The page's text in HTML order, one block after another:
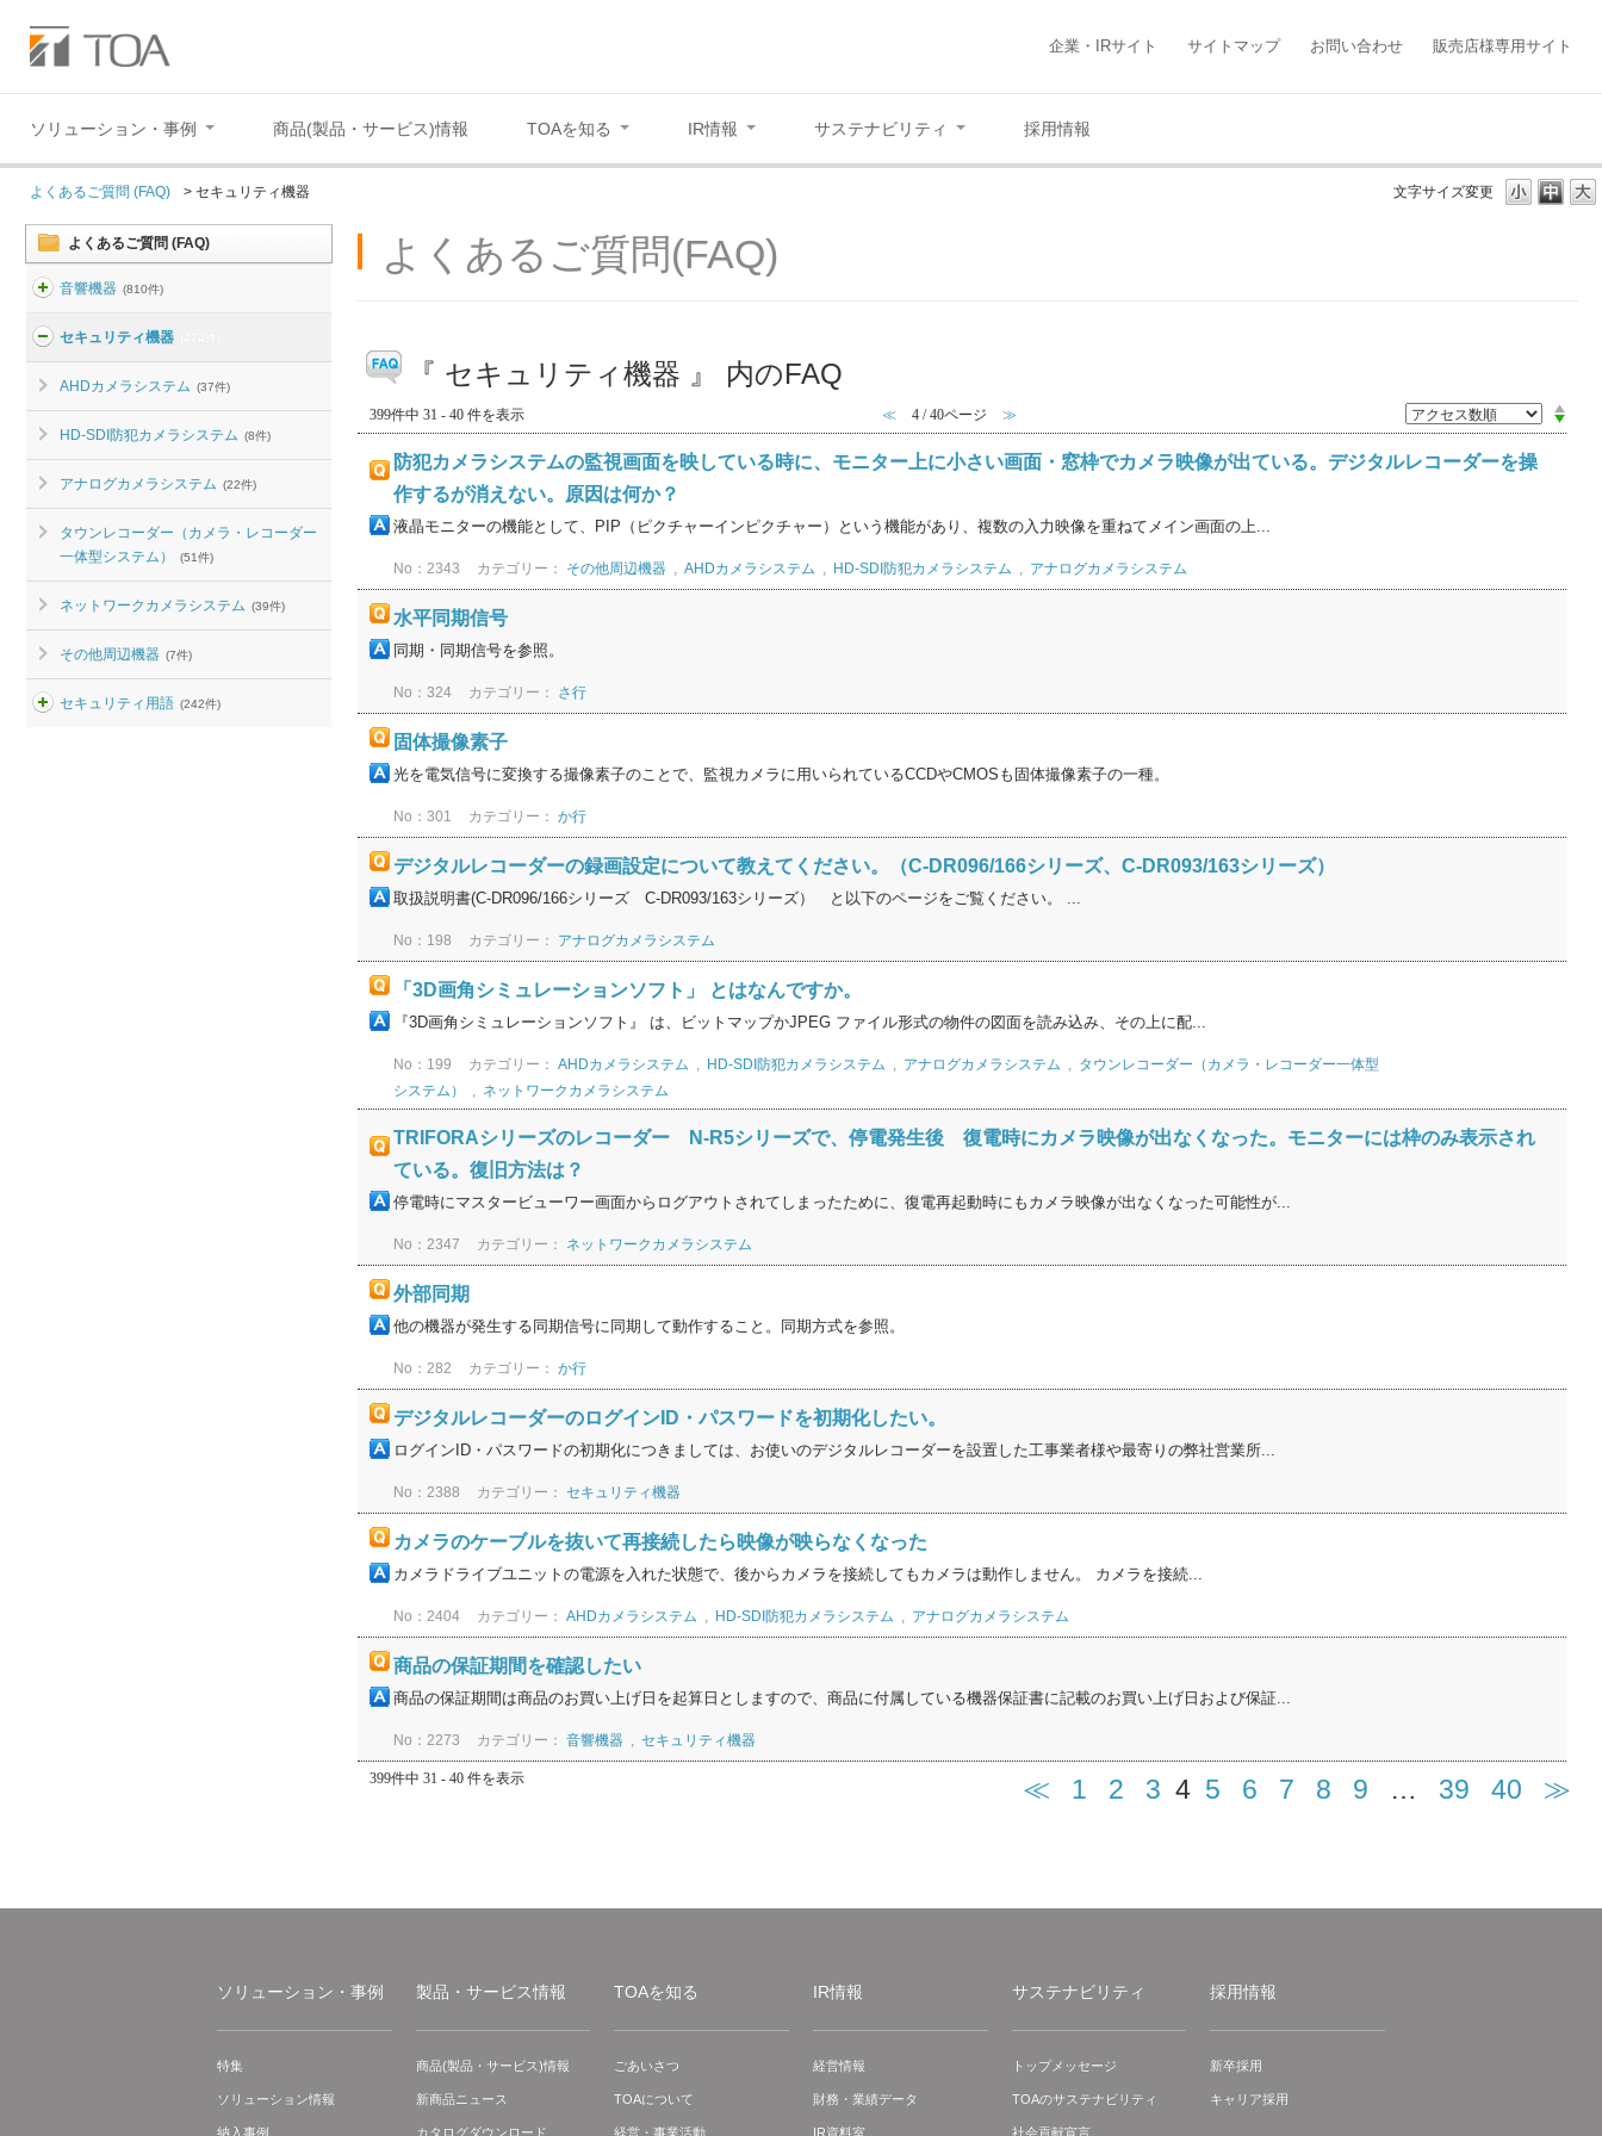
企業・IRサイト サイトマップ お問い合わせ 販売店様専用サイト
ソリューション・事例 商品(製品・サービス)情報 TOAを知る IR情報 サステナビリティ 採用情報
文字サイズ変更
よくあるご質問 (FAQ) > セキュリティ機器
よくあるご質問 (FAQ)
音響機器 (810件)
セキュリティ機器
AHDカメラシステム (37件)
HD-SDI防犯カメラシステム (8件)
アナログカメラシステム (22件)
タウンレコーダー（カメラ・レコーダー
一体型システム）
(51件)
ネットワークカメラシステム (39件)
その他周辺機器 (7件)
セキュリティ用語 (242件)
よくあるご質問(FAQ)
『 セキュリティ機器 』 内のFAQ
399件中 31 - 40 件を表示 ≪ 4 / 40ページ ≫
防犯カメラシステムの監視画面を映している時に、モニター上に小さい画面・窓枠でカメラ映像が出ている。デジタルレコーダーを操
作するが消えない。原因は何か？
液晶モニターの機能として、PIP（ピクチャーインピクチャー）という機能があり、複数の入力映像を重ねてメイン画面の上...
No：2343 カテゴリー： その他周辺機器 , AHDカメラシステム , HD-SDI防犯カメラシステム , アナログカメラシステム
水平同期信号
同期・同期信号を参照。
No：324 カテゴリー： さ行
固体撮像素子
光を電気信号に変換する撮像素子のことで、監視カメラに用いられているCCDやCMOSも固体撮像素子の一種。
No：301 カテゴリー： か行
デジタルレコーダーの録画設定について教えてください。（C-DR096/166シリーズ、C-DR093/163シリーズ）
取扱説明書(C-DR096/166シリーズ C-DR093/163シリーズ） と以下のページをご覧ください。 ...
No：198 カテゴリー： アナログカメラシステム
「3D画角シミュレーションソフト」 とはなんですか。
『3D画角シミュレーションソフト』 は、ビットマップかJPEG ファイル形式の物件の図面を読み込み、その上に配...
No：199 カテゴリー： AHDカメラシステム , HD-SDI防犯カメラシステム , アナログカメラシステム , タウンレコーダー（カメラ・レコーダー一体型
システム）
, ネットワークカメラシステム
TRIFORAシリーズのレコーダー N-R5シリーズで、停電発生後 復電時にカメラ映像が出なくなった。モニターには枠のみ表示され
ている。復旧方法は？
停電時にマスタービューワー画面からログアウトされてしまったために、復電再起動時にもカメラ映像が出なくなった可能性が...
No：2347 カテゴリー： ネットワークカメラシステム
外部同期
他の機器が発生する同期信号に同期して動作すること。同期方式を参照。
No：282 カテゴリー： か行
デジタルレコーダーのログインID・パスワードを初期化したい。
ログインID・パスワードの初期化につきましては、お使いのデジタルレコーダーを設置した工事業者様や最寄りの弊社営業所...
No：2388 カテゴリー： セキュリティ機器
カメラのケーブルを抜いて再接続したら映像が映らなくなった
カメラドライブユニットの電源を入れた状態で、後からカメラを接続してもカメラは動作しません。 カメラを接続...
No：2404 カテゴリー： AHDカメラシステム , HD-SDI防犯カメラシステム , アナログカメラシステム
商品の保証期間を確認したい
商品の保証期間は商品のお買い上げ日を起算日としますので、商品に付属している機器保証書に記載のお買い上げ日および保証...
No：2273 カテゴリー： 音響機器 , セキュリティ機器
399件中 31 - 40 件を表示 ≪ 1 2 3 4 5 6 7 8 9 … 39 40 ≫
ソリューション・事例
特集
ソリューション情報
納入事例
製品・サービス情報
商品(製品・サービス)情報
新商品ニュース
カタログダウンロード
TOAを知る
ごあいさつ
TOAについて
経営・事業活動
IR情報
経営情報
財務・業績データ
IR資料室
サステナビリティ
トップメッセージ
TOAのサステナビリティ
社会貢献宣言
採用情報
新卒採用
キャリア採用